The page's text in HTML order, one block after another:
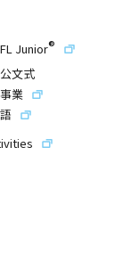
Junior®
文式
業